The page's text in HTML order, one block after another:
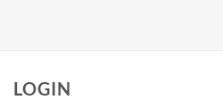
LOGIN